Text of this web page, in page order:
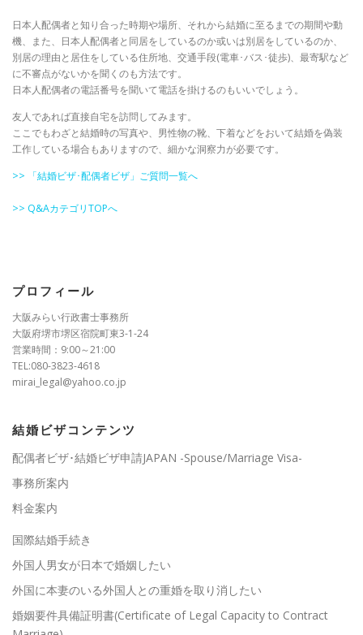
日本人配偶者と知り合った時期や場所、それから結婚に至るまでの期間や動
機、また、日本人配偶者と同居をしているのか或いは別居をしているのか、
別居の理由と居住をしている住所地、交通手段(電車･バス･徒歩)、最寄駅など
に不審点がないかを聞くのも方法です。
日本人配偶者の電話番号を聞いて電話を掛けるのもいいでしょう。
友人であれば直接自宅を訪問してみます。
ここでもわざと結婚時の写真や、男性物の靴、下着などをおいて結婚を偽装
工作している場合もありますので、細かな洞察力が必要です。
>> 「結婚ビザ･配偶者ビザ」ご質問一覧へ
>> Q&AカテゴリTOPへ
プロフィール
大阪みらい行政書士事務所
大阪府堺市堺区宿院町東3-1-24
営業時間：9:00～21:00
TEL:080-3823-4618
mirai_legal@yahoo.co.jp
結婚ビザコンテンツ
配偶者ビザ･結婚ビザ申請JAPAN -Spouse/Marriage Visa-
事務所案内
料金案内
国際結婚手続き
外国人男女が日本で婚姻したい
外国に本妻のいる外国人との重婚を取り消したい
婚姻要件具備証明書(Certificate of Legal Capacity to Contract